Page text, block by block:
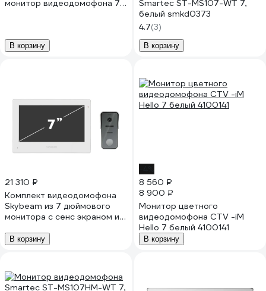
монитор видеодомофона 7
В корзину
Smartec ST-MS107-WT 7,
белый smkd0373
4.7(3)
В корзину
21 310 ₽
Комплект видеодомофона
Skybeam из 7 дюймового
монитора с сенс экраном и
(95703HA+94208-
AHD1080PWH
В корзину
8 560 ₽
8 900 ₽
Монитор цветного
видеодомофона CTV -iM
Hello 7 белый 4100141
В корзину